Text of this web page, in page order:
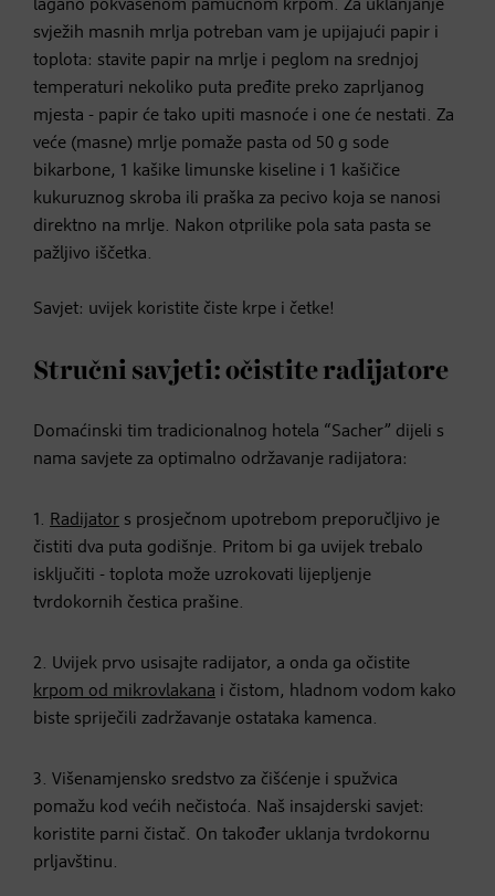
lagano pokvašenom pamučnom krpom. Za uklanjanje
svježih masnih mrlja potreban vam je upijajući papir i
toplota: stavite papir na mrlje i peglom na srednjoj
temperaturi nekoliko puta pređite preko zaprljanog
mjesta - papir će tako upiti masnoće i one će nestati. Za
veće (masne) mrlje pomaže pasta od 50 g sode
bikarbone, 1 kašike limunske kiseline i 1 kašičice
kukuruznog skroba ili praška za pecivo koja se nanosi
direktno na mrlje. Nakon otprilike pola sata pasta se
pažljivo iščetka.
Savjet: uvijek koristite čiste krpe i četke!
Stručni savjeti: očistite radijatore
Domaćinski tim tradicionalnog hotela “Sacher” dijeli s
nama savjete za optimalno održavanje radijatora:
1. Radijator s prosječnom upotrebom preporučljivo je
čistiti dva puta godišnje. Pritom bi ga uvijek trebalo
isključiti - toplota može uzrokovati lijepljenje
tvrdokornih čestica prašine.
2. Uvijek prvo usisajte radijator, a onda ga očistite
krpom od mikrovlakana i čistom, hladnom vodom kako
biste spriječili zadržavanje ostataka kamenca.
3. Višenamjensko sredstvo za čišćenje i spužvica
pomažu kod većih nečistoća. Naš insajderski savjet:
koristite parni čistač. On također uklanja tvrdokornu
prljavštinu.